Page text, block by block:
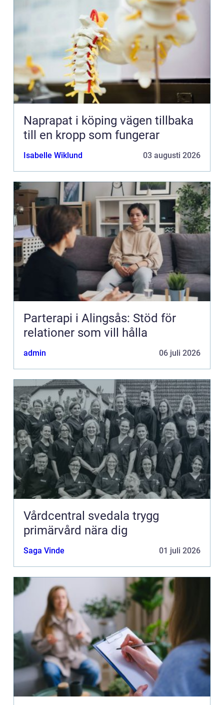
Naprapat i köping vägen tillbaka
till en kropp som fungerar
Isabelle Wiklund 03 augusti 2026
Parterapi i Alingsås: Stöd för
relationer som vill hålla
admin 06 juli 2026
Vårdcentral svedala trygg
primärvård nära dig
Saga Vinde 01 juli 2026